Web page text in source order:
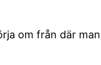
om från där